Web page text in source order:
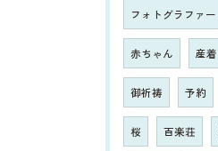
フォトグラファー
赤ちゃん 産着
御祈祷 予約
桜 百楽荘